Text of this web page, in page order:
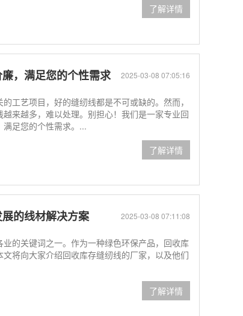
了解详情
2025-03-08 07:05:16
，满足您的个性需求
工艺项目，好的缝纫线都是不可或缺的。然而，
来越多，难以处理。别担心！我们是一家专业回
足您的个性需求。...
了解详情
2025-03-08 07:11:08
的线材解决方案
的关键词之一。作为一种绿色环保产品，回收库
将向大家介绍回收库存缝纫线的厂家，以及他们
了解详情